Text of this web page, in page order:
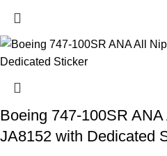
Boeing 747-100SR
JA8152 with Dedicated